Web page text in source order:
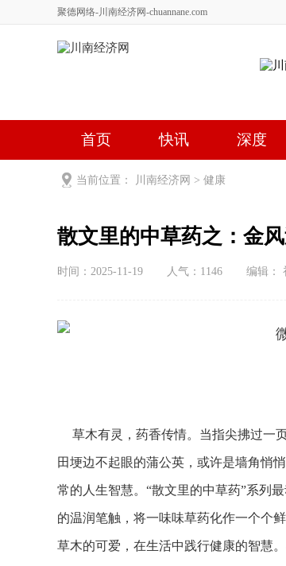
聚德网络-川南经济网-chuannane.com
首页 快讯 深度
健康 文艺
当前位置： 川南经济网 > 健康
散文里的中草药之：金
时间：2025-11-19 人气： 1146 编辑：
草木有灵，药香传情。当指尖拂过
田埂边不起眼的蒲公英，或许是墙角悄
常的人生智慧。“散文里的中草药”系列
的温润笔触，将一味味草药化作一个个
草木的可爱，在生活中践行健康的智慧